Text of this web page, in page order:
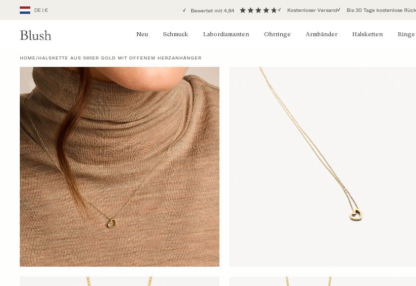
Geolocation Button: Niederlande, DE, €
DE | € Bewertet mit 4,84 Kostenloser Versand Bis 30 Tage kostenlose
Neu Schmuck Labordiamanten Ohrringe Armbänder Halsketten Ringe
HOME /HALSKETTE AUS 585ER GOLD MIT OFFENEM HERZANHÄNGER